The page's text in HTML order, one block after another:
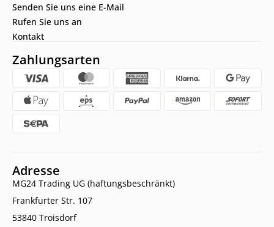
Senden Sie uns eine E-Mail
Rufen Sie uns an
Kontakt
Zahlungsarten
Adresse
MG24 Trading UG (haftungsbeschränkt)
Frankfurter Str. 107
53840 Troisdorf